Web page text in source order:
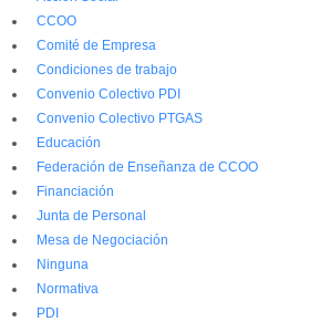
CCOO
Comité de Empresa
Condiciones de trabajo
Convenio Colectivo PDI
Convenio Colectivo PTGAS
Educación
Federación de Enseñanza de CCOO
Financiación
Junta de Personal
Mesa de Negociación
Ninguna
Normativa
PDI